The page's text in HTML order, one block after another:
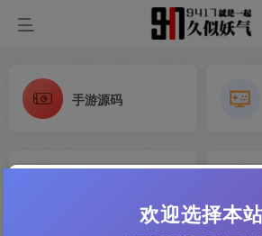
手游源码
欢迎选择本